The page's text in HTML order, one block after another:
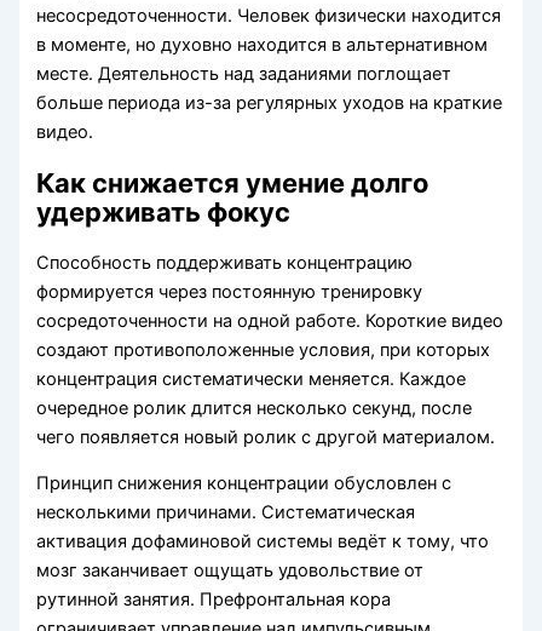
несосредоточенности. Человек физически находится
в моменте, но духовно находится в альтернативном
месте. Деятельность над заданиями поглощает
больше периода из-за регулярных уходов на краткие
видео.
Как снижается умение долго
удерживать фокус
Способность поддерживать концентрацию
формируется через постоянную тренировку
сосредоточенности на одной работе. Короткие видео
создают противоположенные условия, при которых
концентрация систематически меняется. Каждое
очередное ролик длится несколько секунд, после
чего появляется новый ролик с другой материалом.
Принцип снижения концентрации обусловлен с
несколькими причинами. Систематическая
активация дофаминовой системы ведёт к тому, что
мозг заканчивает ощущать удовольствие от
рутинной занятия. Префронтальная кора